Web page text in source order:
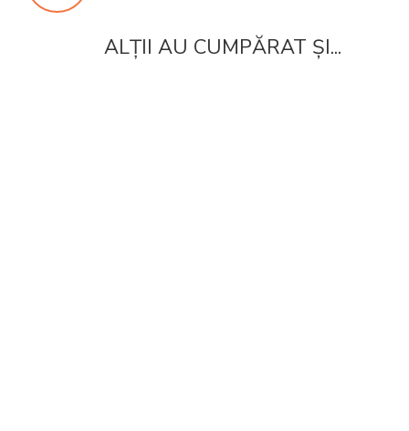
ALȚII AU CUMPĂRAT ȘI...